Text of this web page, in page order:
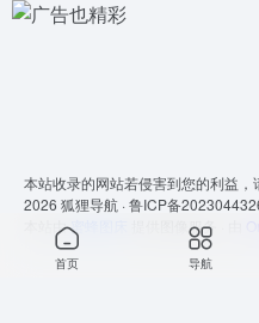
本站收录的网站若侵害到您的利益，
2026 狐狸导航 ·鲁ICP备
本站由蜜蜂图床 提供图像服务 · 由
首页 导航